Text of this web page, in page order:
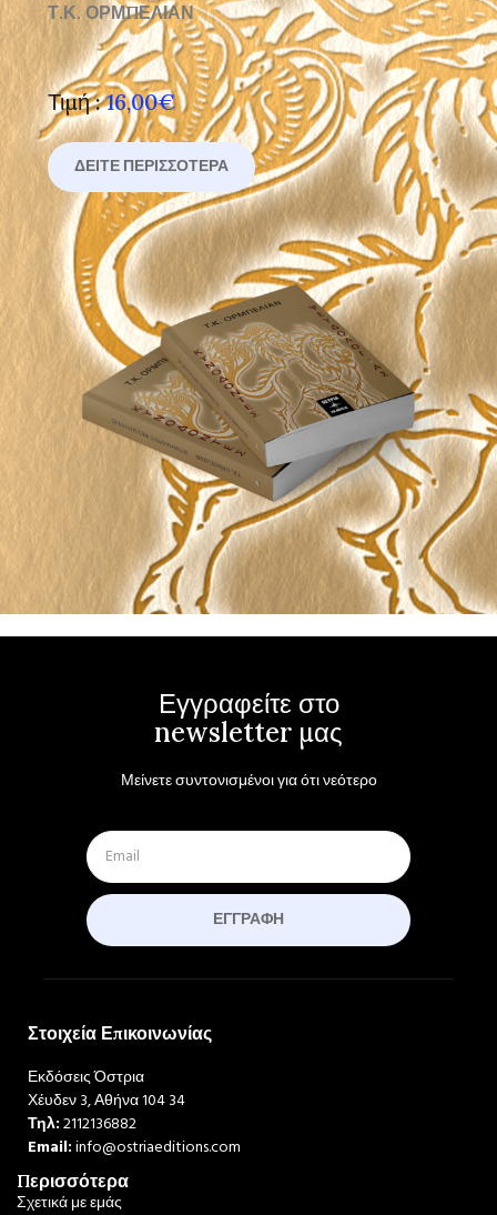
Τ.Κ. ΟΡΜΠΕΛΙΑΝ
Τιμή : 16,00€
ΔΕΊΤΕ ΠΕΡΙΣΣΌΤΕΡΑ
Εγγραφείτε στο
newsletter μας
Μείνετε συντονισμένοι για ότι νεότερο
ΕΓΓΡΑΦΉ
Στοιχεία Επικοινωνίας
Εκδόσεις Όστρια
Χέυδεν 3, Αθήνα 104 34
Τηλ:2112136882
Email:info@ostriaeditions.com
Περισσότερα
Σχετικά με εμάς